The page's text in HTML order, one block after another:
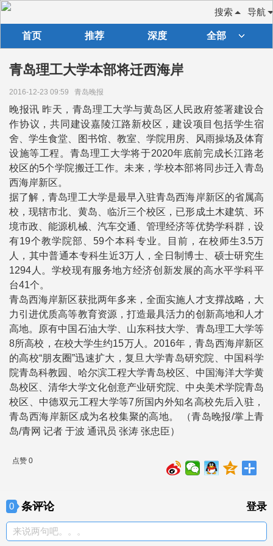
导航
搜索
首页 推荐 深度 全部
青岛理工大学本部将迁西海岸
2016-12-23 09:59 青岛晚报
晚报讯 昨天，青岛理工大学与黄岛区人民政府签署建设合
作协议，共同建设嘉陵江路新校区，建设项目包括学生宿
舍、学生食堂、图书馆、教室、学院用房、风雨操场及体育
设施等工程。青岛理工大学将于2020年底前完成长江路老
校区的5个学院搬迁工作。未来，学校本部将同步迁入青岛
西海岸新区。
据了解，青岛理工大学是最早入驻青岛西海岸新区的省属高
校，现辖市北、黄岛、临沂三个校区，已形成土木建筑、环
境市政、能源机械、汽车交通、管理经济等优势学科群，设
有19个教学院部、59个本科专业。目前，在校师生3.5万
人，其中普通本专科生近3万人，全日制博士、硕士研究生
1294人。学校现有服务地方经济创新发展的高水平学科平
台41个。
青岛西海岸新区获批两年多来，全面实施人才支撑战略，大
力引进优质高等教育资源，打造最具活力的创新高地和人才
高地。原有中国石油大学、山东科技大学、青岛理工大学等
8所高校，在校大学生约15万人。2016年，青岛西海岸新区
的高校“朋友圈”迅速扩大，复旦大学青岛研究院、中国科学
院青岛科教园、哈尔滨工程大学青岛校区、中国海洋大学黄
岛校区、清华大学文化创意产业研究院、中央美术学院青岛
校区、中德双元工程大学等7所国内外知名高校先后入驻，
青岛西海岸新区成为名校集聚的高地。 （青岛晚报/掌上青
岛/青网 记者 于波 通讯员 张涛 张忠臣）
点赞 0
0 条评论 登录
来说两句吧。。。